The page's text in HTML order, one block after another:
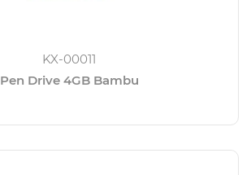
KX-00011
Pen Drive 4GB Bambu